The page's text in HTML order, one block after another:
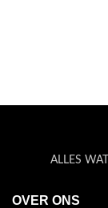
ALLES
OVER ONS